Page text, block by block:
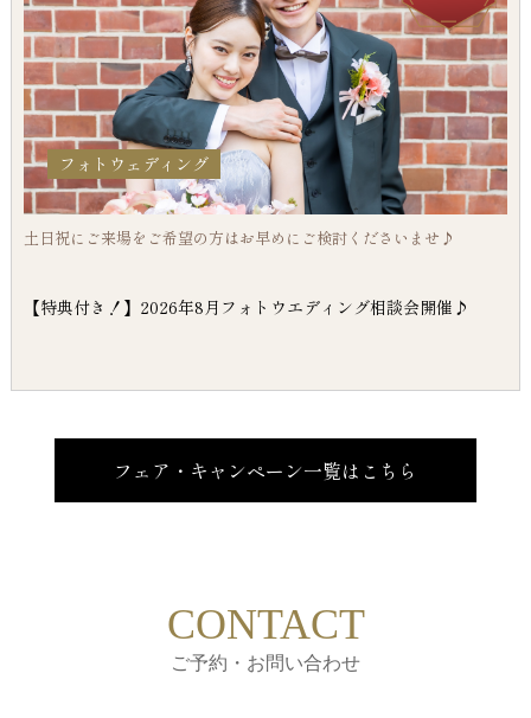
フォトウェディング
土日祝にご来場をご希望の方はお早めにご検討くださいませ♪
【特典付き！】2026年8月フォトウエディング相談会開催♪
フェア・キャンペーン一覧はこちら
CONTACT
ご予約・お問い合わせ